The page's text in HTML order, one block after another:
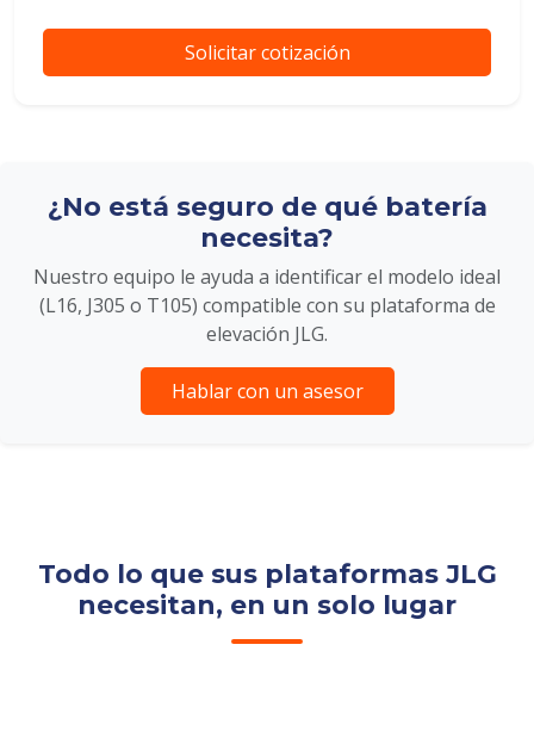
Solicitar cotización
¿No está seguro de qué batería
necesita?
Nuestro equipo le ayuda a identificar el modelo ideal
(L16, J305 o T105) compatible con su plataforma de
elevación JLG.
Hablar con un asesor
Todo lo que sus plataformas JLG
necesitan, en un solo lugar